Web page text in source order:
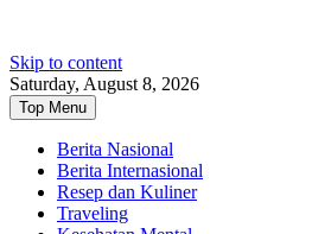
Skip to content
Saturday, August 8, 2026
Top Menu
Berita Nasional
Berita Internasional
Resep dan Kuliner
Traveling